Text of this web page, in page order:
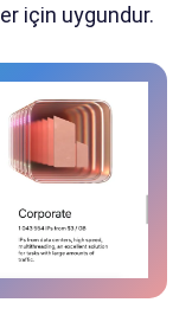
için uygundur.